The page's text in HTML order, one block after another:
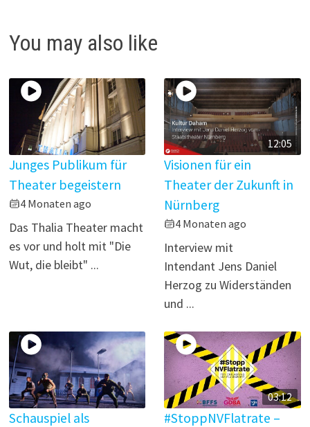
e
o
You may also like
Junges Publikum für
Theater begeistern
4 Monaten ago
Das Thalia Theater macht
es vor und holt mit "Die
Wut, die bleibt" ...
12:05
Visionen für ein
Theater der Zukunft in
Nürnberg
4 Monaten ago
Interview mit
Intendant Jens Daniel
Herzog zu Widerständen
und ...
Schauspiel als
03:12
#StoppNVFlatrate –